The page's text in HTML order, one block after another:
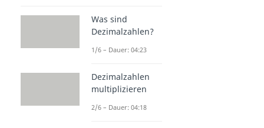
Was sind
Dezimalzahlen?
1/6 – Dauer: 04:23
Dezimalzahlen
multiplizieren
2/6 – Dauer: 04:18